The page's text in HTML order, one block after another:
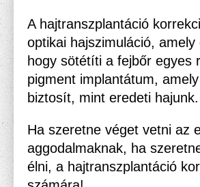
A hajtranszplantáció
optikai hajszimuláció,
hogy sötétíti a fejbőr egyes
pigment implantátum,
biztosít, mint eredeti hajunk.
Ha szeretne véget vetni az
aggodalmaknak, ha
élni, a hajtranszplantáció